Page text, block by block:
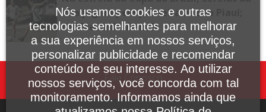
Vila jogam pela primeira vez no Piauí;
confira onde assistir
Fale Conosco
Nós usamos cookies e outras
tecnologias semelhantes para melhorar
a sua experiência em nossos serviços,
personalizar publicidade e recomendar
conteúdo de seu interesse. Ao utilizar
nossos serviços, você concorda com tal
monitoramento. Informamos ainda que